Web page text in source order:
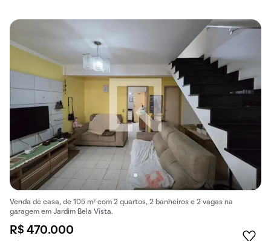
Venda de casa, de 105 m² com 2 quartos, 2 banheiros e 2 vagas na
garagem em Jardim Bela Vista.
R$ 470.000